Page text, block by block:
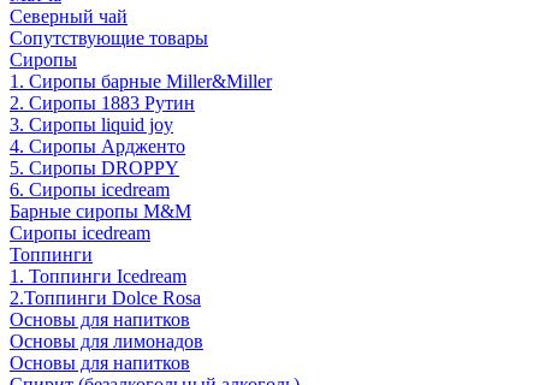
Северный чай
Сопутствующие товары
Сиропы
1. Сиропы барные Miller&Miller
2. Сиропы 1883 Рутин
3. Cиропы liquid joy
4. Cиропы Ардженто
5. Сиропы DROPPY
6. Сиропы icedream
Барные сиропы M&M
Сиропы icedream
Топпинги
1. Топпинги Icedream
2.Топпинги Dolce Rosa
Основы для напитков
Основы для лимонадов
Основы для напитков